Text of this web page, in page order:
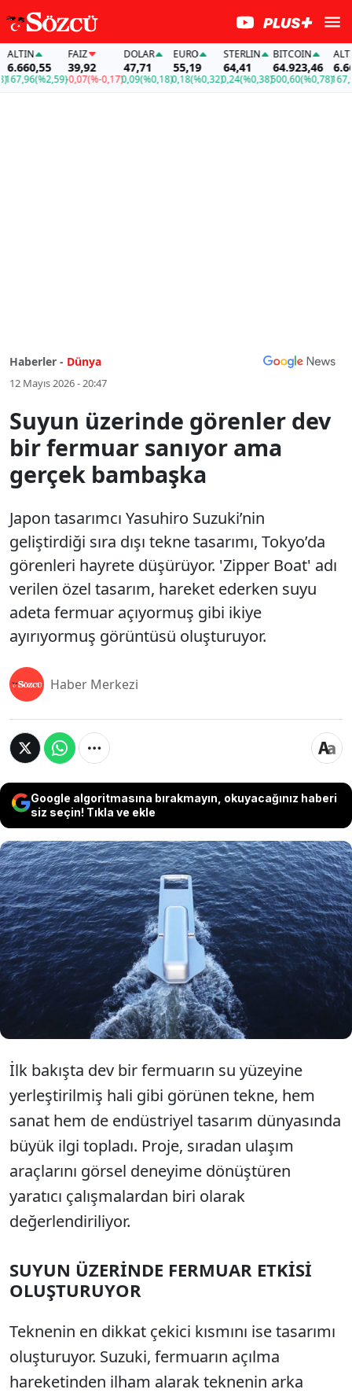
(%2,59)
FAİZ
39,92
-0,07(%-0,17)
DOLAR
47,71
0,09(%0,18)
EURO
55,19
0,18(%0,32)
STERLIN
64,41
0,24(%0,38)
BITCOIN
64.923,46
500,60(%0,78)
ALTIN
167,96
Haberler - Dünya
12 Mayıs 2026 - 20:47
Suyun üzerinde görenler dev
bir fermuar sanıyor ama
gerçek bambaşka
Japon tasarımcı Yasuhiro Suzuki’nin
geliştirdiği sıra dışı tekne tasarımı, Tokyo’da
görenleri hayrete düşürüyor. 'Zipper Boat' adı
verilen özel tasarım, hareket ederken suyu
adeta fermuar açıyormuş gibi ikiye
ayırıyormuş görüntüsü oluşturuyor.
Haber Merkezi
Google algoritmasına bırakmayın, okuyacağınız haberi
siz seçin! Tıkla ve ekle
Japon tasarımcı Yasuhiro Suzuki’nin geliştirdiği
sıra dışı tekne tasarımı, Tokyo’da görenleri
hayrete düşürüyor. 'Zipper Boat' adı verilen
özel tasarım, hareket ederken suyu adeta
fermuar açıyormuş gibi ikiye ayırıyormuş
görüntüsü oluşturuyor.
İlk bakışta dev bir fermuarın su yüzeyine
yerleştirilmiş hali gibi görünen tekne, hem
sanat hem de endüstriyel tasarım dünyasında
büyük ilgi topladı. Proje, sıradan ulaşım
araçlarını görsel deneyime dönüştüren
yaratıcı çalışmalardan biri olarak
değerlendiriliyor.
SUYUN ÜZERİNDE FERMUAR ETKİSİ
OLUŞTURUYOR
Teknenin en dikkat çekici kısmını ise tasarımı
oluşturuyor. Suzuki, fermuarın açılma
hareketinden ilham alarak teknenin arka